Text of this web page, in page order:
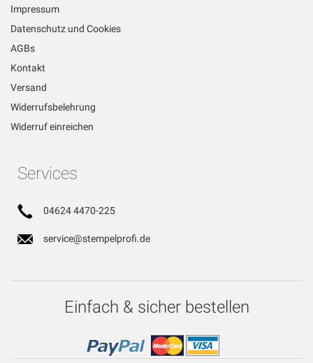
Impressum
Datenschutz und Cookies
AGBs
Kontakt
Versand
Widerrufsbelehrung
Widerruf einreichen
Services
04624 4470-225
service@stempelprofi.de
Einfach & sicher bestellen